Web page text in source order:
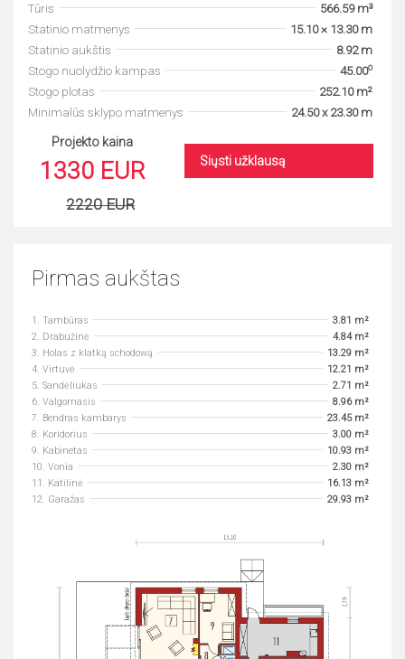
Tūris
566.59 m³
Statinio matmenys
15.10 × 13.30 m
Statinio aukštis
8.92 m
Stogo nuolydžio kampas
45.00o
Stogo plotas
252.10 m²
Minimalūs sklypo matmenys
24.50 x 23.30 m
Projekto kaina
1330 EUR
2220 EUR
Siųsti užklausą
Pirmas aukštas
1. Tambūras
3.81 m²
2. Drabužinė
4.84 m²
3. Holas z klatką schodową
13.29 m²
4. Virtuvė
12.21 m²
5. Sandėliukas
2.71 m²
6. Valgomasis
8.96 m²
7. Bendras kambarys
23.45 m²
8. Koridorius
3.00 m²
9. Kabinetas
10.93 m²
10. Vonia
2.30 m²
11. Katilinė
16.13 m²
12. Garažas
29.93 m²